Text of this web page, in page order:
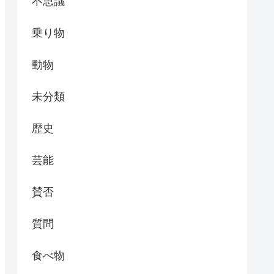
乗り物
動物
未分類
歴史
芸能
賛否
質問
食べ物